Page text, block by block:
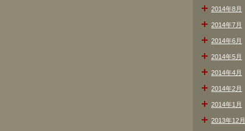
2014年8月
2014年7月
2014年6月
2014年5月
2014年4月
2014年2月
2014年1月
2013年12月